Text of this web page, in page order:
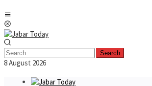
to
content
Search
8 August 2026